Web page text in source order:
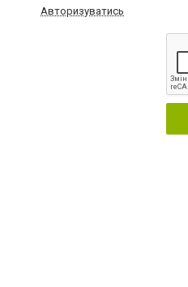
Авторизуватись